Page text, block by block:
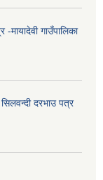
मायादेवी गाउँपालिका
दरभाउ पत्र